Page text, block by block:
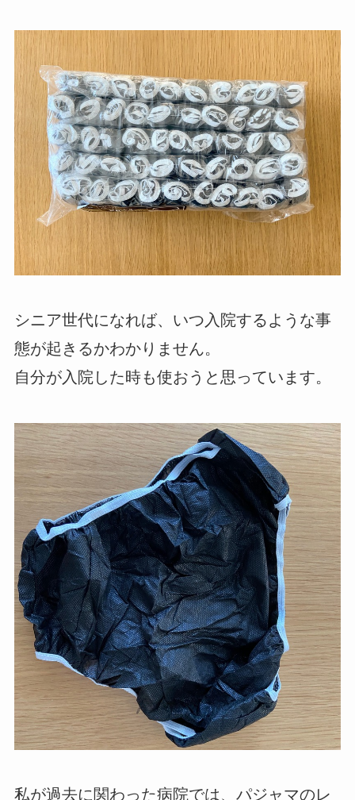
シニア世代になれば、いつ入院するような事
態が起きるかわかりません。
自分が入院した時も使おうと思っています。
私が過去に関わった病院では、パジャマのレ